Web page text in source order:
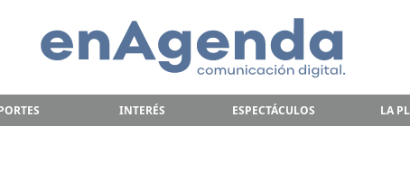
INTERÉS ESPECTÁCULOS LA